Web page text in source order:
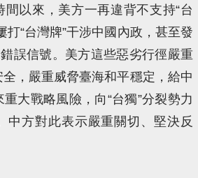
間以來，美方一再違背不支持“台
打“台灣牌”干涉中國內政，甚至發
誤信號。美方這些惡劣行徑嚴重
，嚴重威脅臺海和平穩定，給中
大戰略風險，向“台獨”分裂勢力
中方對此表示嚴重關切、堅決反